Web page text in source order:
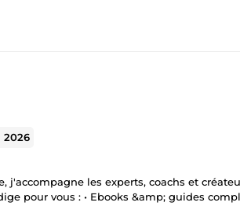
2026
les experts, coachs et
pour vous : • Ebooks &amp; guides